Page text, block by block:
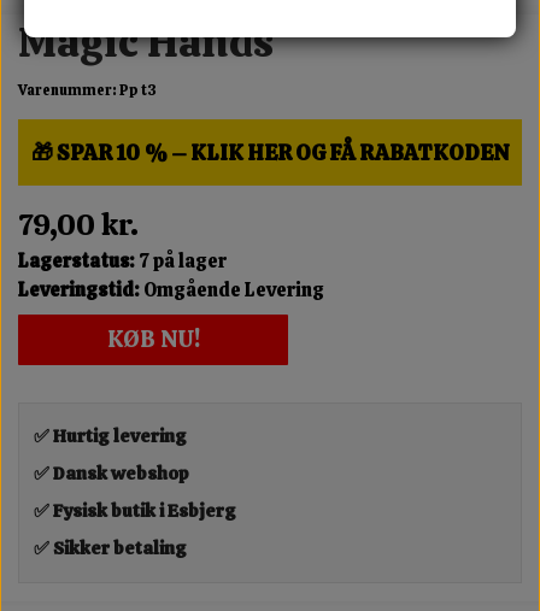
Magic Hands
Varenummer: Pp t3
🎁 SPAR 10 % – KLIK HER OG FÅ RABATKODEN
79,00 kr.
Lagerstatus:7 på lager
Leveringstid:Omgående Levering
KØB NU!
✅ Hurtig levering
✅ Dansk webshop
✅ Fysisk butik i Esbjerg
✅ Sikker betaling